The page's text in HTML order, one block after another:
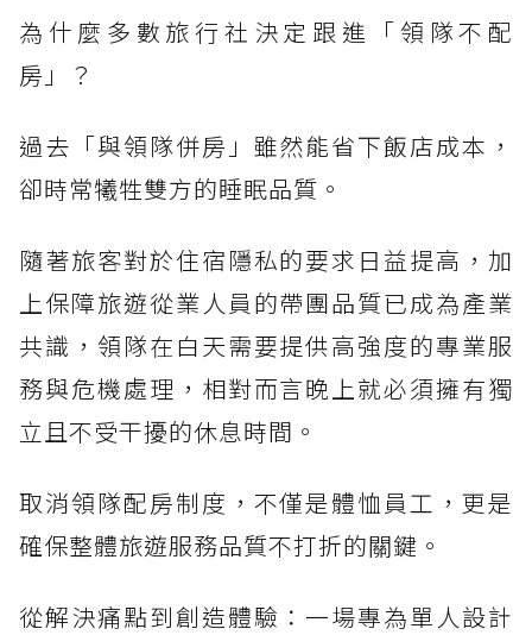
為什麼多數旅行社決定跟進「領隊不配
房」？
過去「與領隊併房」雖然能省下飯店成本，
卻時常犧牲雙方的睡眠品質。
隨著旅客對於住宿隱私的要求日益提高，加
上保障旅遊從業人員的帶團品質已成為產業
共識，領隊在白天需要提供高強度的專業服
務與危機處理，相對而言晚上就必須擁有獨
立且不受干擾的休息時間。
取消領隊配房制度，不僅是體恤員工，更是
確保整體旅遊服務品質不打折的關鍵。
從解決痛點到創造體驗：一場專為單人設計